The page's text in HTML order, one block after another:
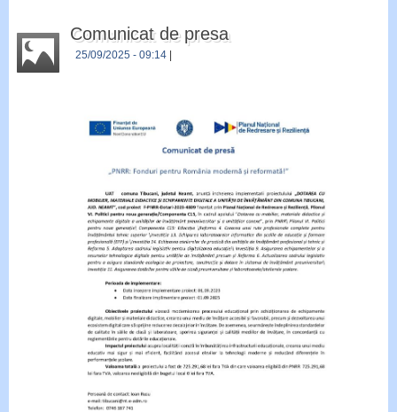
Comunicat de presa
25/09/2025 - 09:14 |